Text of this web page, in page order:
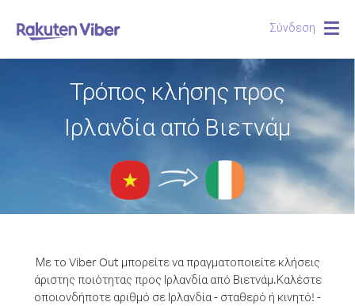
Σύνδεση
Τρόπος κλήσης προς
Ιρλανδία από Βιετνάμ
Με το Viber Out μπορείτε να πραγματοποιείτε κλήσεις
άριστης ποιότητας προς Ιρλανδία από Βιετνάμ.Καλέστε
οποιονδήποτε αριθμό σε Ιρλανδία - σταθερό ή κινητό! -